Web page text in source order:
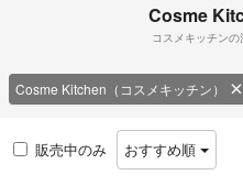
Cosme
コスメキッチン
Cosme Kitchen（コスメキッチン）
販売中のみ おすすめ順